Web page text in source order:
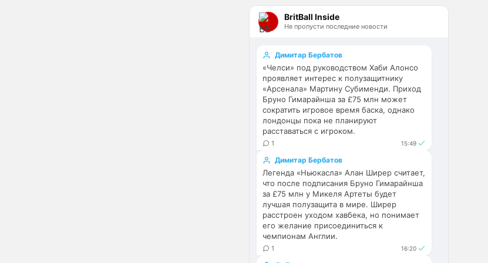
BritBall Inside
Не пропусти последние новости
Димитар Бербатов
«Челси» под руководством Хаби Алонсо
проявляет интерес к полузащитнику
«Арсенала» Мартину Субименди. Приход
Бруно Гимарайнша за £75 млн может
сократить игровое время баска, однако
лондонцы пока не планируют
расставаться с игроком.
1 15:49
Димитар Бербатов
Легенда «Ньюкасла» Алан Ширер считает,
что после подписания Бруно Гимарайнша
за £75 млн у Микеля Артеты будет
лучшая полузащита в мире. Ширер
расстроен уходом хавбека, но понимает
его желание присоединиться к
чемпионам Англии.
1 16:20
Эстевао, Кенды и прочие
Мудрики ничего не могут
сделать с мёртвым Юве. Мы
же.
Аристократ • 17:56
Ответ для Deep_Blue
Ну шо, теперь понял, почему
никакого титула в этом сезоне и
близко не будет? Хвалёные
Эстевао, Кенды и прочие
Они играть не будут , это
ротация …я бы по предсезонке
плюс еще будут покупки. Хотя
конечно это звоночек , сколько
знаю Челси мы на
предсезонках всегда всех на
кую вертели
Аристократ• 17:57